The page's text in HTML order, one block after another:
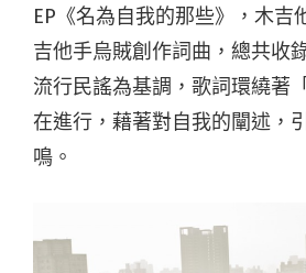
EP《名為自我的那些》，木吉
吉他手烏賊創作詞曲，總共收
流行民謠為基調，歌詞環繞著
在進行，藉著對自我的闡述，
鳴。